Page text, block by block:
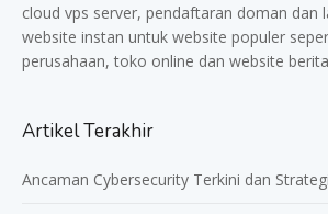
cloud vps server, pendaftaran doman dan
website instan untuk website populer
perusahaan, toko online dan website
Artikel Terakhir
Ancaman Cybersecurity Terkini dan